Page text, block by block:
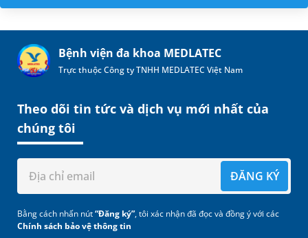
Bệnh viện đa khoa MEDLATEC
Trực thuộc Công ty TNHH MEDLATEC Việt Nam
Theo dõi tin tức và dịch vụ mới nhất của
chúng tôi
ĐĂNG KÝ
Bằng cách nhấn nút“Đăng ký”, tôi xác nhận đã đọc và đồng ý với các
Chính sách bảo vệ thông tin